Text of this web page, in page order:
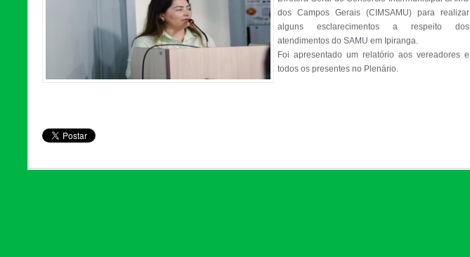
dos Campos Gerais (CIMSAMU) para realizar
alguns esclarecimentos a respeito dos
atendimentos do SAMU em Ipiranga.
Foi apresentado um relatório aos vereadores e